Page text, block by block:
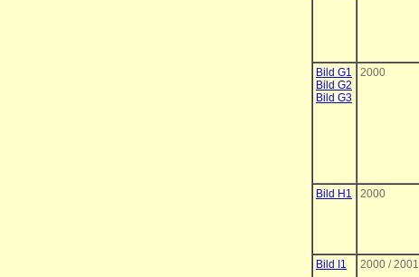
Bild G1
Bild G2
Bild G3
2000
Bild H1
2000
Bild I1
2000 / 2001